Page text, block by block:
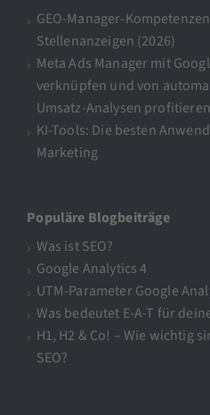
GEO-Manager-
Stellenanzeigen (2026)
Meta Ads Manager mit
verknüpfen und von
Umsatz-Analysen
KI-Tools: Die besten
Marketing
Populäre Blogbeiträge
Was ist SEO?
Google Analytics 4
UTM-Parameter Google
Was bedeutet E-A-T für
H1, H2 & Co! – Wie wichtig
SEO?